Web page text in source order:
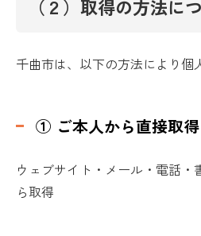
（２）取得の方法に
千曲市は、以下の方法により個
① ご本人から直接取得
ウェブサイト・メール・電話
ら取得